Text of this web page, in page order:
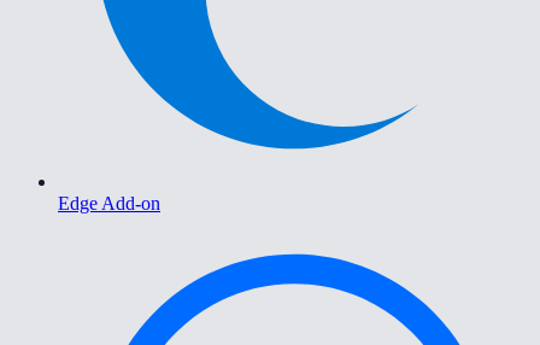
Edge Add-on